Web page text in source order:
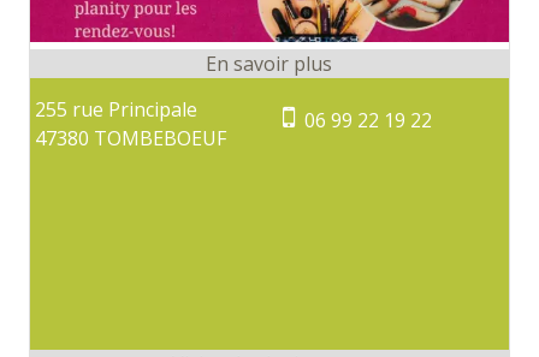
255 rue Principale
47380 TOMBEBOEUF
06 99 22 19 22